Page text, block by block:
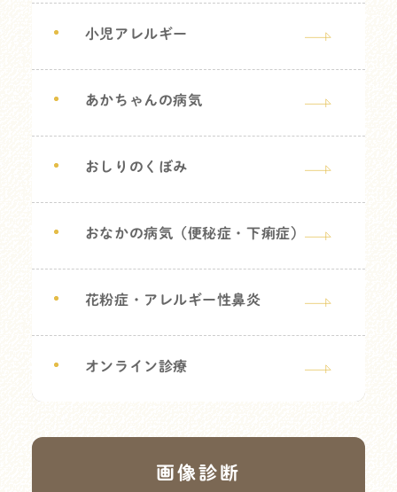
小児アレルギー
あかちゃんの病気
おしりのくぼみ
おなかの病気（便秘症・下痢症）
花粉症・アレルギー性鼻炎
オンライン診療
画像診断